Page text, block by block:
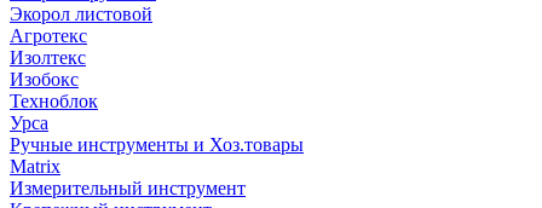
Экорол листовой
Агротекс
Изолтекс
Изобокс
Техноблок
Урса
Ручные инструменты и Хоз.товары
Matrix
Измерительный инструмент